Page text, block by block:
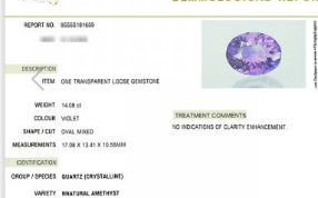
Previous